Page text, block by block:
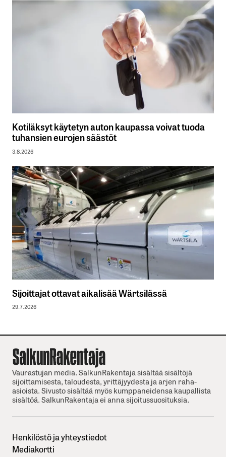
Kotiläksyt käytetyn auton kaupassa voivat tuoda
tuhansien eurojen säästöt
3.8.2026
Sijoittajat ottavat aikalisää Wärtsilässä
29.7.2026
Vaurastujan media. SalkunRakentaja sisältää sisältöjä
sijoittamisesta, taloudesta, yrittäjyydesta ja arjen raha-
asioista. Sivusto sisältää myös kumppaneidensa kaupallista
sisältöä. SalkunRakentaja ei anna sijoitussuosituksia.
Henkilöstö ja yhteystiedot
Mediakortti